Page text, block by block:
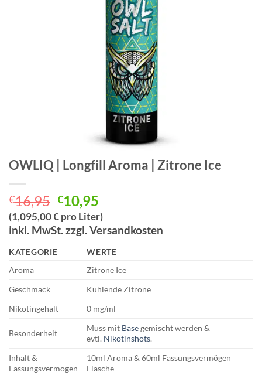
OWLIQ | Longfill Aroma | Zitrone Ice
€16,95 Ursprünglicher
Preis
war:
€10,95
Preis
ist:
(1,095,00 € pro Liter)
inkl. MwSt. zzgl. Versandkosten
KATEGORIE
WERTE
Aroma
Zitrone Ice
Geschmack
Kühlende Zitrone
Nikotingehalt
0 mg/ml
Besonderheit
Muss mit Basegemischt werden &
evtl. Nikotinshots.
Inhalt &
Fassungsvermögen
10ml Aroma & 60ml Fassungsvermögen
Flasche